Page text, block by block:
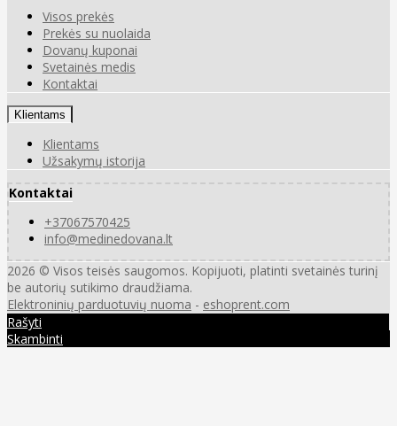
Visos prekės
Prekės su nuolaida
Dovanų kuponai
Svetainės medis
Kontaktai
Klientams
Klientams
Užsakymų istorija
Kontaktai
+37067570425
info@medinedovana.lt
2026 © Visos teisės saugomos. Kopijuoti, platinti svetainės turinį
be autorių sutikimo draudžiama.
Elektroninių parduotuvių nuoma - eshoprent.com
Rašyti
Skambinti